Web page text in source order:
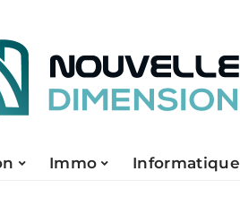
Immo Informatique